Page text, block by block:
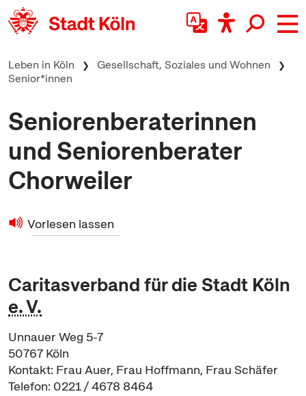
zum Inhalt springen
Leben in Köln
Gesellschaft, Soziales und Wohnen
Senior*innen
Seniorenberaterinnen
und Seniorenberater
Chorweiler
Vorlesen lassen
Caritasverband für die Stadt Köln
e. V.
Unnauer Weg 5-7
50767 Köln
Kontakt: Frau Auer, Frau Hoffmann, Frau Schäfer
Telefon: 0221 / 4678 8464